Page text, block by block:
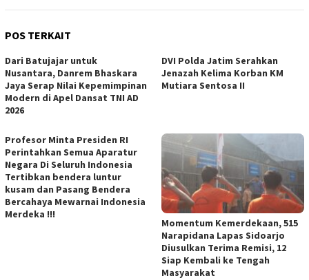
POS TERKAIT
Dari Batujajar untuk
Nusantara, Danrem Bhaskara
Jaya Serap Nilai Kepemimpinan
Modern di Apel Dansat TNI AD
2026
DVI Polda Jatim Serahkan
Jenazah Kelima Korban KM
Mutiara Sentosa II
Profesor Minta Presiden RI
Perintahkan Semua Aparatur
Negara Di Seluruh Indonesia
Tertibkan bendera luntur
kusam dan Pasang Bendera
Bercahaya Mewarnai Indonesia
Merdeka !!!
Momentum Kemerdekaan, 515
Narapidana Lapas Sidoarjo
Diusulkan Terima Remisi, 12
Siap Kembali ke Tengah
Masyarakat